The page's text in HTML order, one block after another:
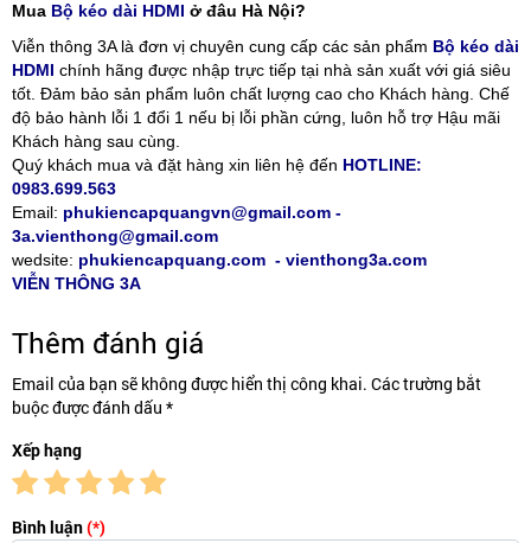
Mua Bộ kéo dài HDMI ở đâu Hà Nội?
Viễn thông 3A là đơn vị chuyên cung cấp các sản phẩm Bộ kéo dài
HDMI chính hãng được nhập trực tiếp tại nhà sản xuất với giá siêu
tốt. Đảm bảo sản phẩm luôn chất lượng cao cho Khách hàng. Chế
độ bảo hành lỗi 1 đổi 1 nếu bị lỗi phần cứng, luôn hỗ trợ Hậu mãi
Khách hàng sau cùng.
Quý khách mua và đặt hàng xin liên hệ đến HOTLINE:
0983.699.563
Email: phukiencapquangvn@gmail.com -
3a.vienthong@gmail.com
wedsite: phukiencapquang.com - vienthong3a.com
VIỄN THÔNG 3A
Thêm đánh giá
Email của bạn sẽ không được hiển thị công khai. Các trường bắt
buộc được đánh dấu *
Xếp hạng
Bình luận(*)